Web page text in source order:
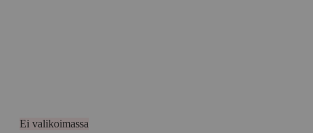
Ei valikoimassa